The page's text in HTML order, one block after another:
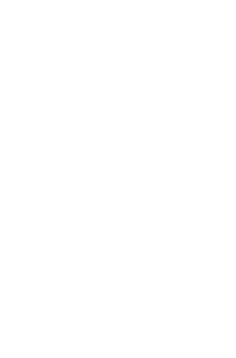
מקצועי לבניית
שוטף ומסודר של ההכנסות,
משלבי העסק הראשוניים.
לרשויות המס, יסייע
והתקנות בעולם המיסים
של תרבות ארגונית יהיה ניתן
מוטיבציה, מחויבות
רעיונות חדשים, גם אם הם
לדרג הניהולי. זוהי
חדשנות עומדת במרכז
גם הזדמנויות והיתרונות